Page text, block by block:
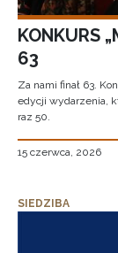
KONKURS
63
Za nami finał 63.
edycji wydarzenia,
raz 50.
15 czerwca, 2026
SIEDZIBA